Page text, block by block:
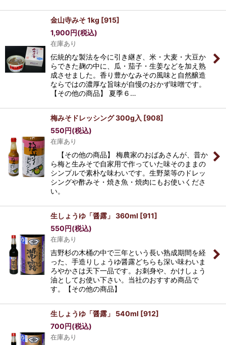
金山寺みそ 1kg [915]
1,900円(税込)
在庫あり
伝統的な製法を今に引き継ぎ、米・大麦・大豆か
らできた麹の中に、瓜・茄子・生姜などを加え熟
成させました。香り豊かなみその風味と自然醸造
ならではの濃厚な旨味が自慢のおかず味噌です。
【その他の商品】 夏季６…
梅みそドレッシング 300g入 [908]
550円(税込)
在庫あり
【その他の商品】 梅農家のおばあさんが、昔か
ら梅と生みそで自家用で作っていた味そのままの
シンプルで素朴な味わいです。生野菜等のドレッ
シングや酢みそ・焼き魚・焼肉にもお使いくださ
い。
生しょうゆ「醤露」 360ml [911]
550円(税込)
在庫あり
吉野杉の木桶の中で三年という長い熟成期間を経
った、手造りしょうゆ醤露どちらも深い味わいま
ろやかさは天下一品です。お刺身や、かけしょう
油としてお使い下さい。当社のおすすめ商品で
す。【その他の商品】
生しょうゆ「醤露」 540ml [912]
700円(税込)
在庫あり